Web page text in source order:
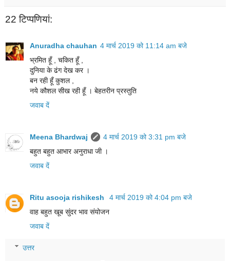
22 टिप्‍पणियां:
Anuradha chauhan 4 मार्च 2019 को 11:14 am बजे
भ्रमित हूँ , चकित हूँ ,
दुनिया के ढंग देख कर ।
बन रही हूँ कुशल ,
नये कौशल सीख रही हूँ । बेहतरीन प्रस्तुति
जवाब दें
Meena Bhardwaj
4 मार्च 2019 को 3:31 pm बजे
बहुत बहुत आभार अनुराधा जी ।
जवाब दें
Ritu asooja rishikesh
4 मार्च 2019 को 4:04 pm बजे
वाह बहुत खूब सुंदर भाव संयोजन
जवाब दें
उत्तर